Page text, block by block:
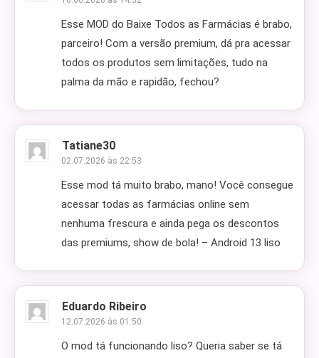
Esse MOD do Baixe Todos as Farmácias é brabo,
parceiro! Com a versão premium, dá pra acessar
todos os produtos sem limitações, tudo na
palma da mão e rapidão, fechou?
Tatiane30
02.07.2026 às 22:53
Esse mod tá muito brabo, mano! Você consegue
acessar todas as farmácias online sem
nenhuma frescura e ainda pega os descontos
das premiums, show de bola! – Android 13 liso
Eduardo Ribeiro
12.07.2026 às 01:50
O mod tá funcionando liso? Queria saber se tá